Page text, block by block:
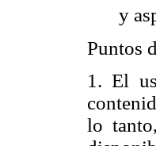
y
Puntos
1. El
lo